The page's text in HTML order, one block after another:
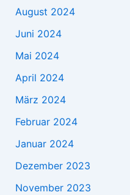
August 2024
Juni 2024
Mai 2024
April 2024
März 2024
Februar 2024
Januar 2024
Dezember 2023
November 2023